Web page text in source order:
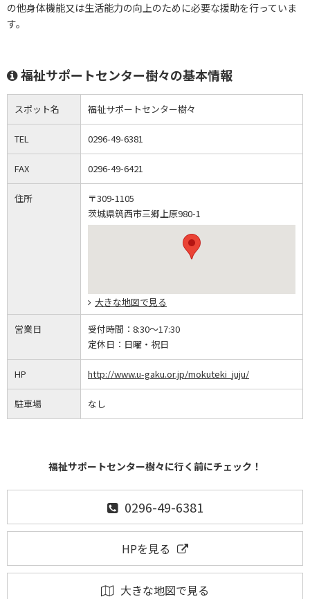
の他身体機能又は生活能力の向上のために必要な援助を行っていま
す。
福祉サポートセンター樹々の基本情報
スポット名 福祉サポートセンター樹々
TEL 0296-49-6381
FAX 0296-49-6421
住所
〒309-1105
茨城県筑西市三郷上原980-1
大きな地図で見る
営業日 受付時間： 8:30～17:30
定休日： 日曜・祝日
HP http://www.u-gaku.or.jp/mokuteki_juju/
駐車場 なし
福祉サポートセンター樹々に行く前にチェック！
0296-49-6381
HPを見る
大きな地図で見る